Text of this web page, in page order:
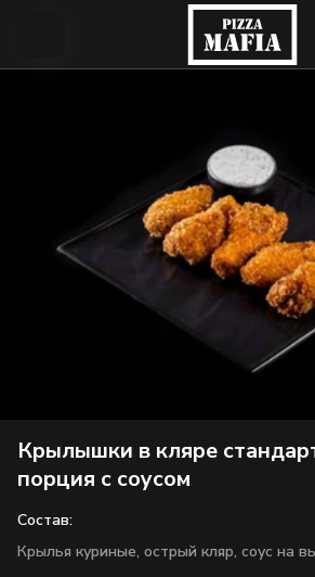
Крылышки в кляре
порция c соусом
Состав:
Крылья куриные, острый кляр, соус на